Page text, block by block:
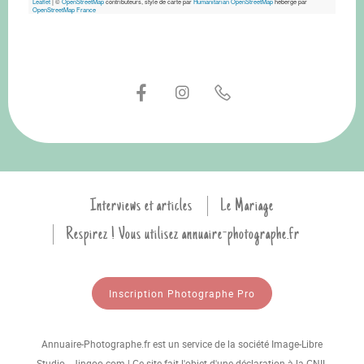
OpenStreetMap France
Interviews et articles
Le Mariage
Respirez ! Vous utilisez annuaire-photographe.fr
Inscription Photographe Pro
Annuaire-Photographe.fr est un service de la société Image-Libre